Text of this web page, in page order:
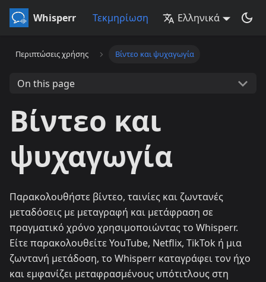
Whisperr Τεκμηρίωση Ελληνικά
Περιπτώσεις χρήσης Βίντεο και ψυχαγωγία
On this page
Βίντεο και
ψυχαγωγία
Παρακολουθήστε βίντεο, ταινίες και ζωντανές
μεταδόσεις με μεταγραφή και μετάφραση σε
πραγματικό χρόνο χρησιμοποιώντας το Whisperr.
Είτε παρακολουθείτε YouTube, Netflix, TikTok ή μια
ζωντανή μετάδοση, το Whisperr καταγράφει τον ήχο
και εμφανίζει μεταφρασμένους υπότιτλους στη